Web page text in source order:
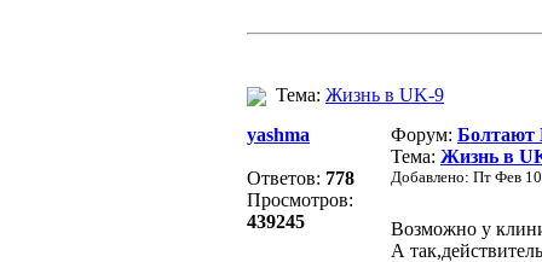
Тема: Жизнь в UK-9
yashma
Ответов: 778
Просмотров:
439245
Форум: Болтают
Тема: Жизнь в
Добавлено: Пт Фев
Возможно у
А